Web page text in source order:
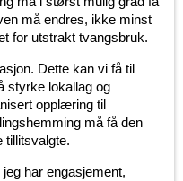
må endres, ikke minst
for utstrakt tvangsbruk.
Dette kan vi få til
styrke lokallag og
opplæring til
må få den
tillitsvalgte.
har engasjement,